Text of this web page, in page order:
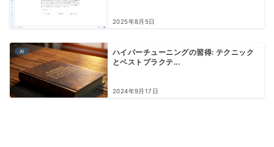
2025年8月5日
AI
ハイパーチューニングの習得: テクニック
とベストプラクテ...
2024年9月17日